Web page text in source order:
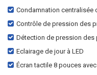
Condamnation centralisée
Contrôle de pression des
Détection de pression des
Eclairage de jour à LED
Écran tactile 8 pouces